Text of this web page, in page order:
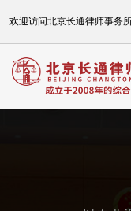
欢迎访问北京长通律师事务所